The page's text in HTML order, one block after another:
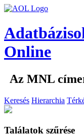
Online
Az MNL
Keresés Hierarchia
Találatok szűrése